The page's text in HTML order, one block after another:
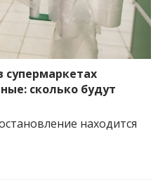
сколько будут
находится